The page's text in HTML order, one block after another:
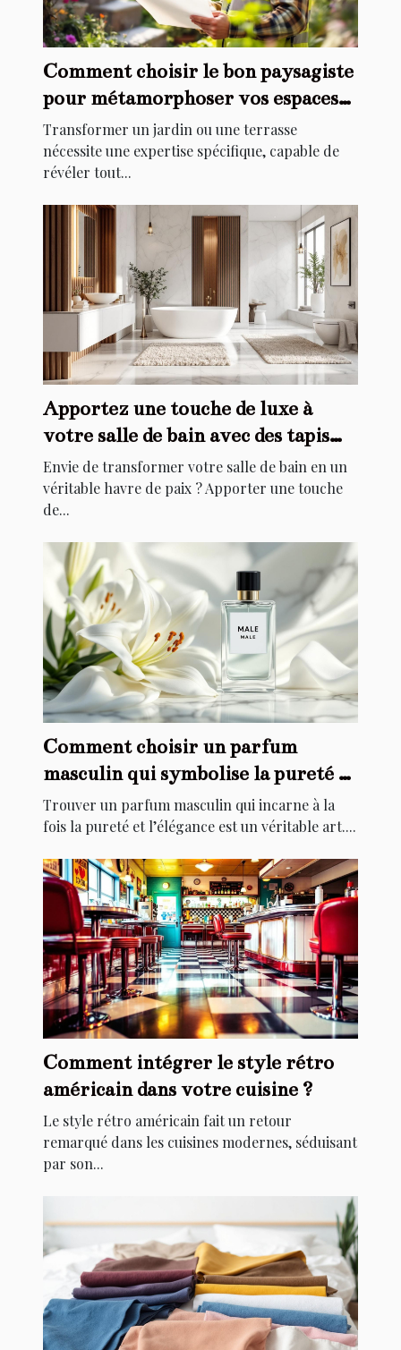
Comment choisir le bon paysagiste
pour métamorphoser vos espaces
extérieurs ?
Transformer un jardin ou une terrasse
nécessite une expertise spécifique, capable de
révéler tout...
Apportez une touche de luxe à
votre salle de bain avec des tapis
élégants
Envie de transformer votre salle de bain en un
véritable havre de paix ? Apporter une touche
de...
Comment choisir un parfum
masculin qui symbolise la pureté et
l'élégance ?
Trouver un parfum masculin qui incarne à la
fois la pureté et l’élégance est un véritable art....
Comment intégrer le style rétro
américain dans votre cuisine ?
Le style rétro américain fait un retour
remarqué dans les cuisines modernes, séduisant
par son...